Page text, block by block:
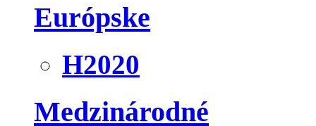
Európske
H2020
Medzinárodné